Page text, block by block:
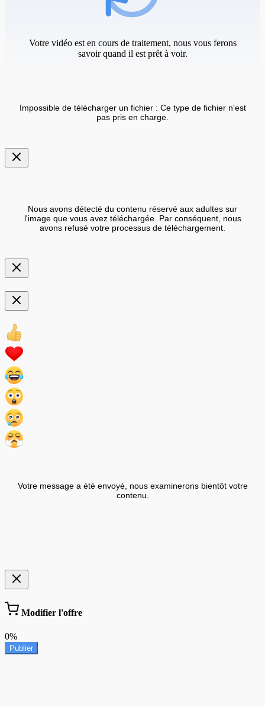
Votre vidéo est en cours de traitement, nous vous ferons
savoir quand il est prêt à voir.
Impossible de télécharger un fichier : Ce type de fichier n'est
pas pris en charge.
Nous avons détecté du contenu réservé aux adultes sur
l'image que vous avez téléchargée. Par conséquent, nous
avons refusé votre processus de téléchargement.
Votre message a été envoyé, nous examinerons bientôt votre
contenu.
Modifier l'offre
0%
Publier